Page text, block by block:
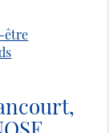
être